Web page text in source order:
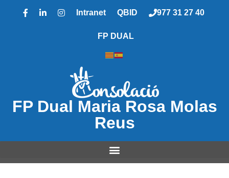
Intranet QBID 977 31 27 40
FP DUAL
FP Dual Maria Rosa Molas
Reus